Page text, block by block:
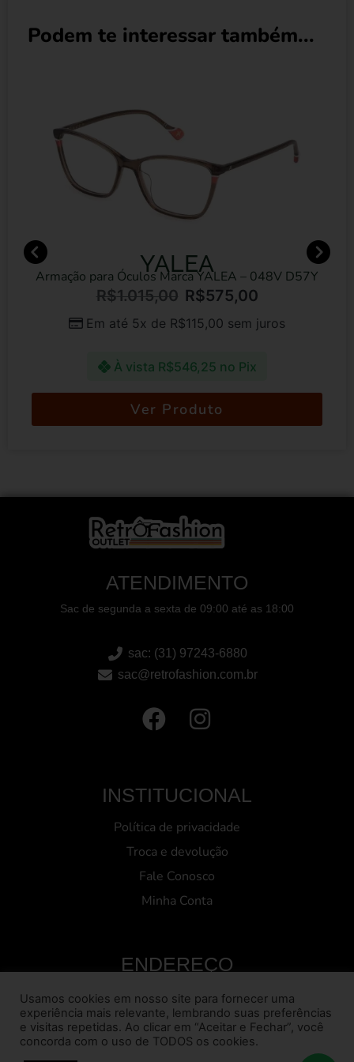
Podem te interessar também...
YALEA
para Óculos Marca YALEA – 048V D57Y
1.015,00 R$575,00
Em até 5x deR$115,00 sem juros
R$546,25 no Pix
Ver Produto
ATENDIMENTO
Sac de segunda a sexta de 09:00 até as 18:00
sac: (31) 97243-6880
sac@retrofashion.com.br
INSTITUCIONAL
Política de privacidade
Troca e devolução
Fale Conosco
Minha Conta
ENDEREÇO
Rua Professora Maria Coutinho, 846,
CEP: 30530-600, Belo Horizonze, MG
Usamos cookies em nosso site para fornecer uma
experiência mais relevante, lembrando suas preferências
e visitas repetidas. Ao clicar em “Aceitar e Fechar”, você
concorda com o uso de TODOS os cookies.